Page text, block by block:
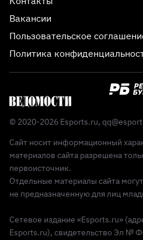
Вакансии
Пользовательское
Политика
© 2020-2026 Esports.ru,
Сайт носит информационный
материалов сайта разрешена
первоисточник.
Отдельные материалы сайта
не предназначенную для лиц
Сетевое издание «Esports.ru»
Esports.ru), свидетельство Эл №